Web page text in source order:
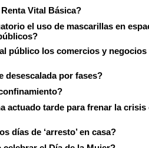
Vital Básica?
el uso de mascarillas en
público los comercios y negocios
desescalada por fases?
actuado tarde para frenar la crisis
días de ‘arresto’ en casa?